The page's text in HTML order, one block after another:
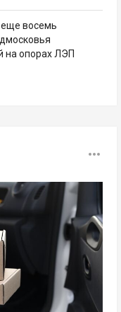
еще восемь
на опорах ЛЭП